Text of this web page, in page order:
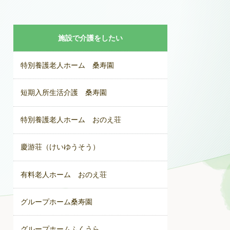
施設で介護をしたい
特別養護老人ホーム 桑寿園
短期入所生活介護 桑寿園
特別養護老人ホーム おのえ荘
慶游荘（けいゆうそう）
有料老人ホーム おのえ荘
グループホーム桑寿園